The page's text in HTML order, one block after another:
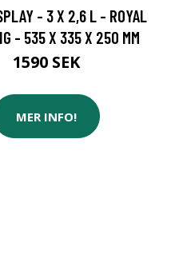
- 3 X 2,6 L - ROYAL
- 535 X 335 X 250 MM
1590 SEK
MER INFO!